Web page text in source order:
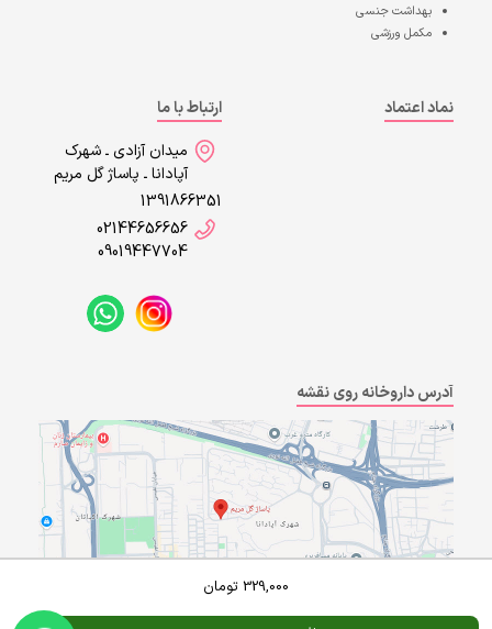
329,000 تومان
بهداشت جنسی
مکمل ورزشی
نماد اعتماد
ارتباط با ما
میدان آزادی ـ شهرک
آپادانا ـ پاساژ گل مریم
1391866351
02144656656
09019447704
آدرس داروخانه روی نقشه